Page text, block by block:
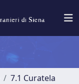
7.1 Curatela